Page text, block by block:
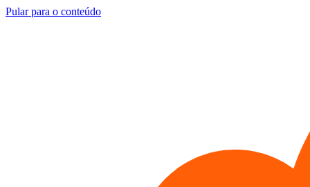
Pular para o conteúdo